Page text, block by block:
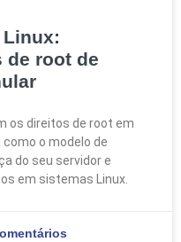
root de
os direitos de root em
o modelo de
do seu servidor e
em sistemas Linux.